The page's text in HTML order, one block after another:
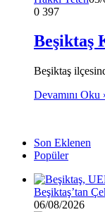
0 397
Beşiktaş
Beşiktaş
Devamını Oku
Son Eklenen
Popüler
Beşiktaş’tan
06/08/2026